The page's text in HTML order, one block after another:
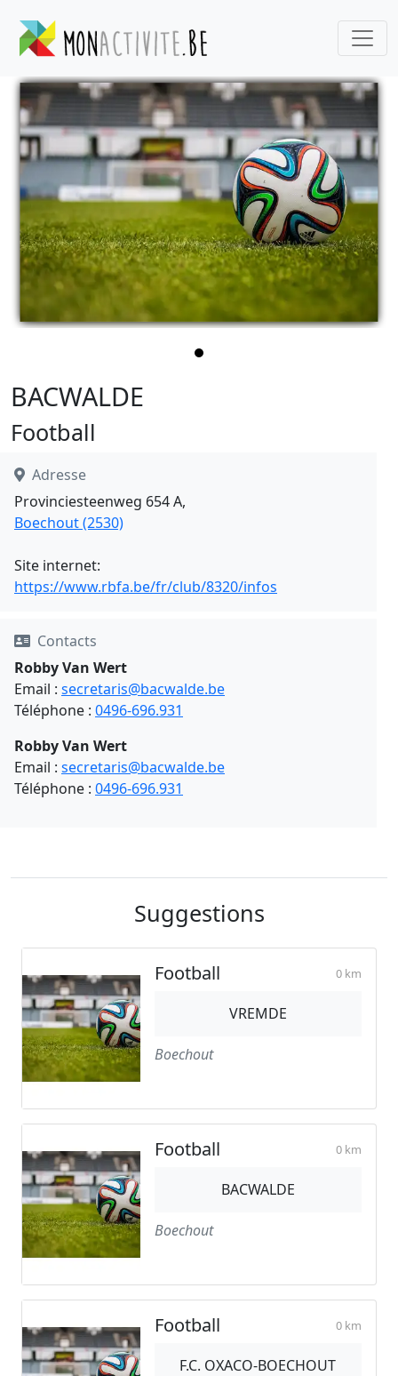
BACWALDE
Football
Adresse
Provinciesteenweg 654 A,
Boechout (2530)
Site internet:
https://www.rbfa.be/fr/club/8320/infos
Contacts
Robby Van Wert
Email : secretaris@bacwalde.be
Téléphone : 0496-696.931
Robby Van Wert
Email : secretaris@bacwalde.be
Téléphone : 0496-696.931
Suggestions
Football 0 km
VREMDE
Boechout
Football 0 km
BACWALDE
Boechout
Football 0 km
F.C. OXACO-BOECHOUT